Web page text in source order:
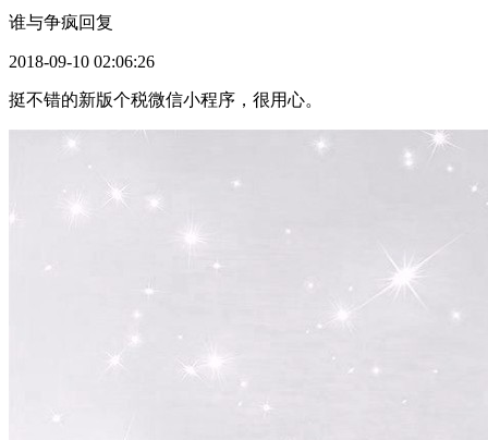
谁与争疯回复
2018-09-10 02:06:26
挺不错的新版个税微信小程序，很用心。